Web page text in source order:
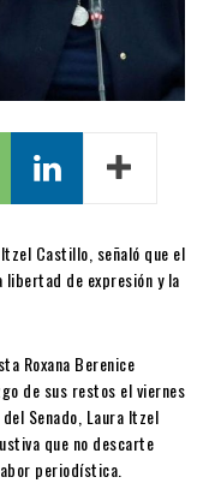
Castillo, señaló que el
libertad de expresión y la
Roxana Berenice
de sus restos el viernes
Senado, Laura Itzel
que no descarte
periodística.